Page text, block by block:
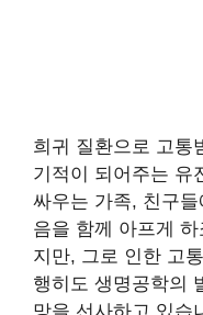
희귀 질환으로 고통
기적이 되어주는 유
싸우는 가족, 친구
음을 함께 아프게
지만, 그로 인한 고
행히도 생명공학의